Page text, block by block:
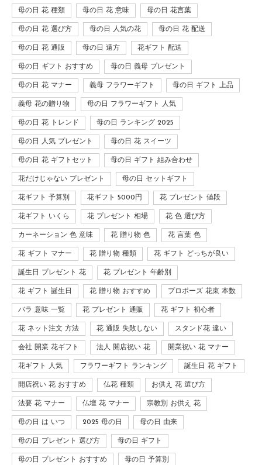
母の日 花 種類 母の日 花 意味 母の日 花言葉
母の日 花 選び方 母の日 人気の花 母の日 花 配送
母の日 花 通販 母の日 遠方 花ギフト 配送
母の日 ギフト おすすめ 母の日 義母 プレゼント
母の日 花 マナー 義母 フラワーギフト 母の日 ギフト 上品
義母 花の贈り物 母の日 フラワーギフト 人気
母の日 花 トレンド 母の日 ランキング 2025
母の日 人気 プレゼント 母の日 花 スイーツ
母の日 花 ギフトセット 母の日 ギフト 組み合わせ
花だけじゃない プレゼント 母の日 セットギフト
花ギフト 予算別 花ギフト 5000円 花 プレゼント 値段
花ギフト いくら 花 プレゼント 相場 花 色 選び方
カーネーション 色 意味 花 贈り物 色 花 言葉 色
花 ギフト マナー 花 贈り物 種類 花 ギフト どっちが良い
誕生日 プレゼント 花 花 プレゼント 年齢別
花 ギフト 誕生日 花 贈り物 おすすめ プロポーズ 花束 本数
バラ 意味 一覧 花 プレゼント 通販 花 ギフト 初心者
花 ネット注文 方法 花 通販 失敗しない スタンド花 違い
会社 開業 花ギフト 法人 開店祝い 花 開業祝い 花 マナー
花ギフト 人気 フラワーギフト ランキング 誕生日 花 ギフト
開店祝い 花 おすすめ 仏花 種類 お供え 花 選び方
法要 花 マナー 仏壇 花 マナー 宗教別 お供え 花
母の日 は いつ 2025 母の日 母の日 由来
母の日 プレゼント 選び方 母の日 ギフト
母の日 プレゼント おすすめ 母の日 予算別